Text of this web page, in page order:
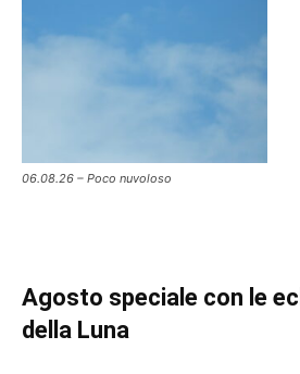
06.08.26 – Poco nuvoloso
Agosto speciale con le
della Luna